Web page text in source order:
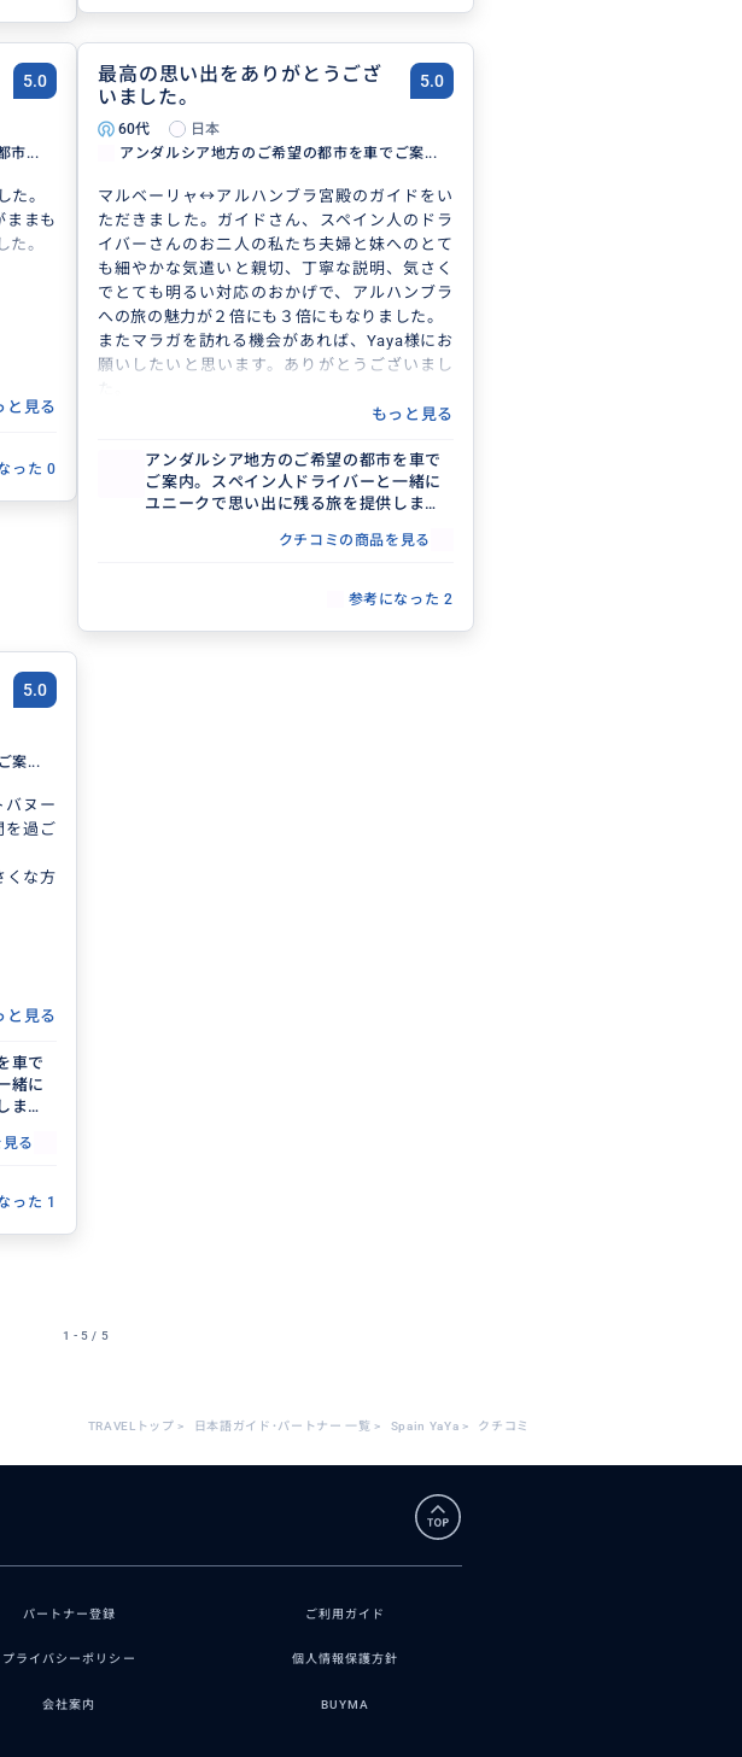
5.0
市...
た。
ままも
た。
と見る
った 0
最高の思い出をありがとうござ
いました。
5.0
60代
日本
アンダルシア地方のご希望の都市を車でご案...
マルベーリャ↔アルハンブラ宮殿のガイドをい
ただきました。ガイドさん、スペイン人のドラ
イバーさんのお二人の私たち夫婦と妹へのとて
も細やかな気遣いと親切、丁寧な説明、気さく
でとても明るい対応のおかげで、アルハンブラ
への旅の魅力が２倍にも３倍にもなりました。
またマラガを訪れる機会があれば、Yaya様にお
願いしたいと思います。ありがとうございまし
もっと見る
アンダルシア地方のご希望の都市を車で
ご案内。スペイン人ドライバーと一緒に
ユニークで思い出に残る旅を提供しま
クチコミの商品を見る
参考になった 2
5.0
案...
ヌー
を過ご
くな方
と見る
車で
緒に
ま
る
った 1
1 - 5 / 5
TRAVELトップ > 日本語ガイド･パートナー 一覧 > Spain YaYa > クチコミ
パートナー登録 ご利用ガイド
プライバシーポリシー 個人情報保護方針
会社案内 BUYMA